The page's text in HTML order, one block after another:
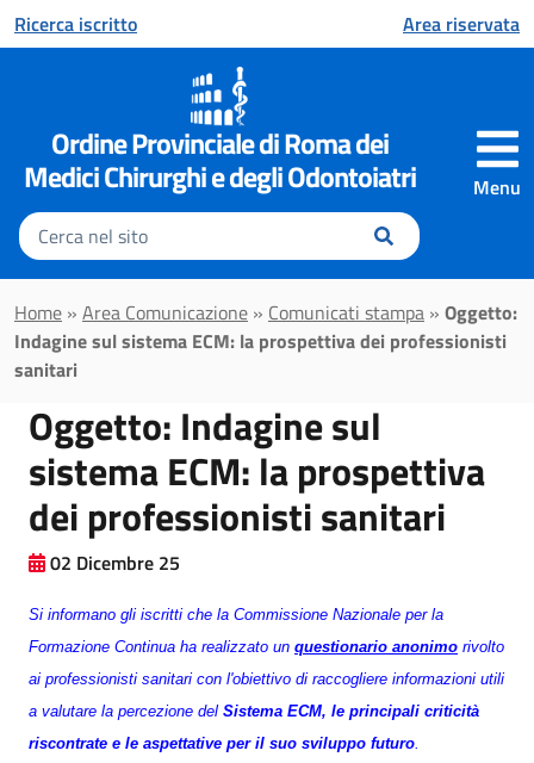
al contenuto principale
Ricerca iscritto Area riservata
Menu
Ordine Provinciale di Roma dei
Medici Chirurghi e degli Odontoiatri
Inserisci
il
testo
da
cercare
Home » Area Comunicazione » Comunicati stampa » Oggetto:
Indagine sul sistema ECM: la prospettiva dei professionisti
sanitari
Oggetto: Indagine sul
sistema ECM: la prospettiva
dei professionisti sanitari
02 Dicembre 25
Si informano gli iscritti che la Commissione Nazionale per la
Formazione Continua ha realizzato un questionario anonimo rivolto
ai professionisti sanitari con l'obiettivo di raccogliere informazioni utili
a valutare la percezione del Sistema ECM, le principali criticità
riscontrate e le aspettative per il suo sviluppo futuro.